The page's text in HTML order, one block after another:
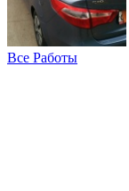
Все Работы